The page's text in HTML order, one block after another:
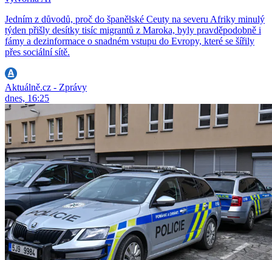
Jedním z důvodů, proč do španělské Ceuty na severu Afriky minulý
týden přišly desítky tisíc migrantů z Maroka, byly pravděpodobně i
fámy a dezinformace o snadném vstupu do Evropy, které se šířily
přes sociální sítě.
Aktuálně.cz - Zprávy
dnes, 16:25